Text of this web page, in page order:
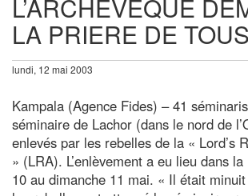
L’ARCHEVEQUE
LA PRIERE DE TOUS
lundi, 12 mai 2003
Kampala (Agence Fides) – 41
séminaire de Lachor (dans le nord de
enlevés par les rebelles de la « Lord’s
» (LRA). L’enlèvement a eu lieu dans
10 au dimanche 11 mai. « Il était